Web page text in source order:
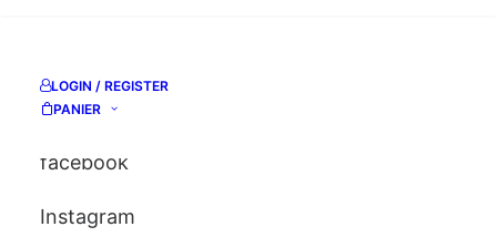
LOGIN / REGISTER
PANIER
facebook page
facebook
Instagram